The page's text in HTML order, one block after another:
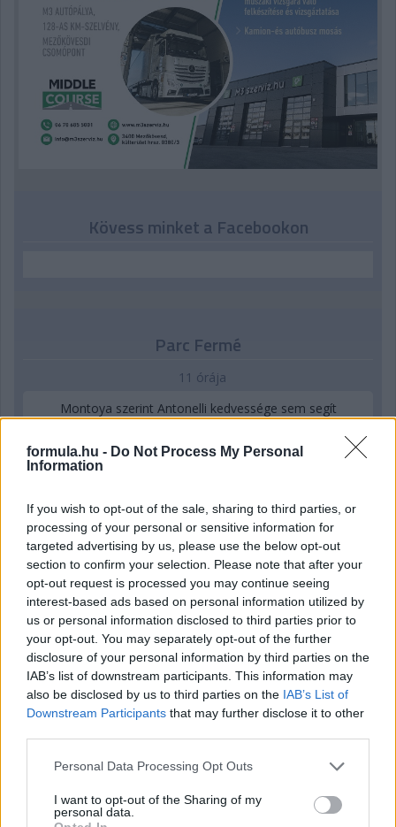
formula.hu - Do Not Process My Personal
Information
If you wish to opt-out of the sale, sharing to third parties, or
processing of your personal or sensitive information for
targeted advertising by us, please use the below opt-out
section to confirm your selection. Please note that after your
opt-out request is processed you may continue seeing
interest-based ads based on personal information utilized by
us or personal information disclosed to third parties prior to
your opt-out. You may separately opt-out of the further
disclosure of your personal information by third parties on the
IAB’s list of downstream participants. This information may
also be disclosed by us to third parties on the IAB’s List of
Downstream Participants that may further disclose it to other
Please note that this website/app uses one or more Google
not limited to your visit or usage behaviour. You may click to
grant or deny consent to Google and its third-party tags to
Personal Data Processing Opt Outs
I want to opt-out of the Sharing of my
personal data.
Kövess minket a Facebookon
Parc Fermé
11 órája
Montoya szerint Antonelli kedvessége sem segít
1 napja
Hakkinen megtartaná a Norris-Piastri párost a
McLarennél, nem borítaná fel Verstappenért